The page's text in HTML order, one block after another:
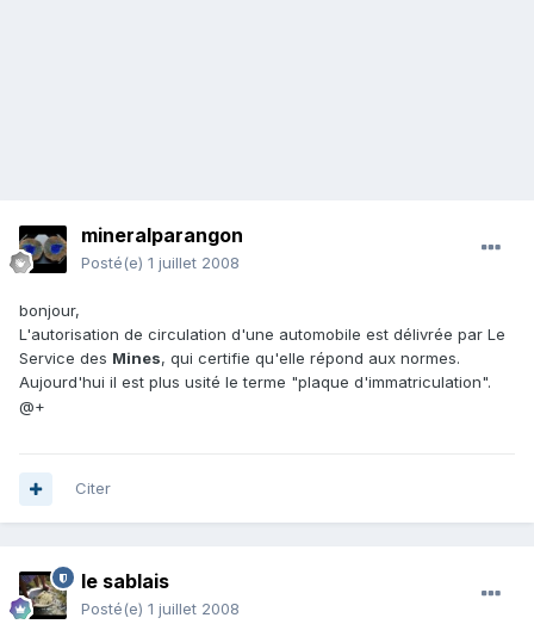
mineralparangon
Posté(e) 1 juillet 2008
bonjour,
L'autorisation de circulation d'une automobile est délivrée par Le
Service des Mines, qui certifie qu'elle répond aux normes.
Aujourd'hui il est plus usité le terme "plaque d'immatriculation".
@+
Citer
le sablais
Posté(e) 1 juillet 2008